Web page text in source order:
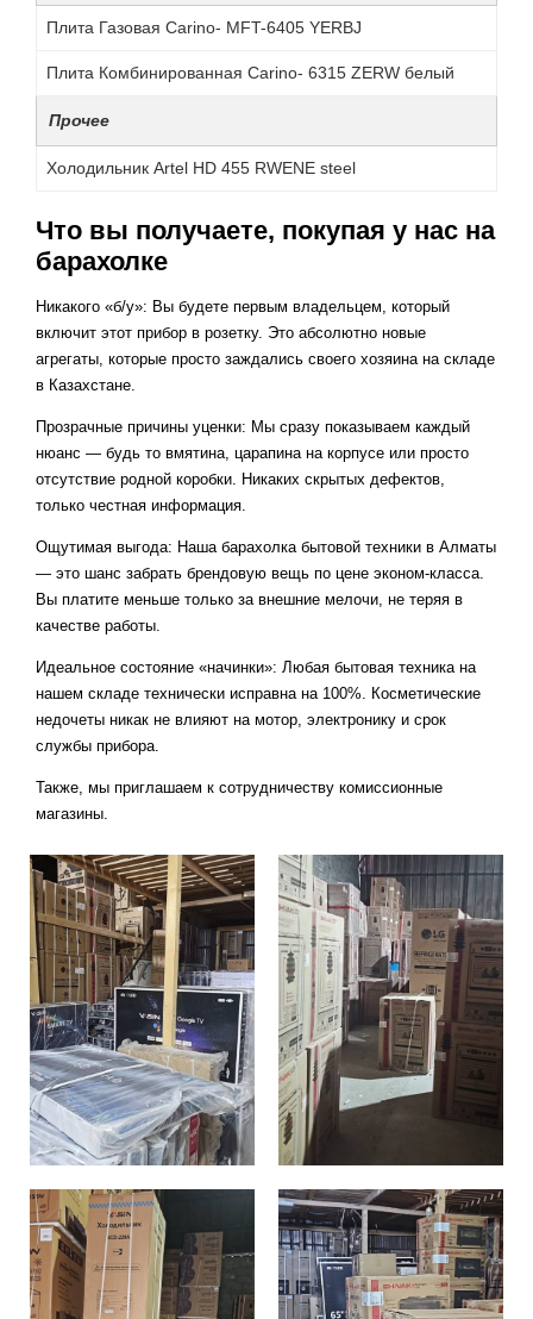
Плита Газовая Carino- MFT-6405 YERBJ
Плита Комбинированная Carino- 6315 ZERW белый
Прочее
Холодильник Artel HD 455 RWENE steel
Что вы получаете, покупая у нас на
барахолке
Никакого «б/у»: Вы будете первым владельцем, который
включит этот прибор в розетку. Это абсолютно новые
агрегаты, которые просто заждались своего хозяина на складе
в Казахстане.
Прозрачные причины уценки: Мы сразу показываем каждый
нюанс — будь то вмятина, царапина на корпусе или просто
отсутствие родной коробки. Никаких скрытых дефектов,
только честная информация.
Ощутимая выгода: Наша барахолка бытовой техники в Алматы
— это шанс забрать брендовую вещь по цене эконом-класса.
Вы платите меньше только за внешние мелочи, не теряя в
качестве работы.
Идеальное состояние «начинки»: Любая бытовая техника на
нашем складе технически исправна на 100%. Косметические
недочеты никак не влияют на мотор, электронику и срок
службы прибора.
Также, мы приглашаем к сотрудничеству комиссионные
магазины.